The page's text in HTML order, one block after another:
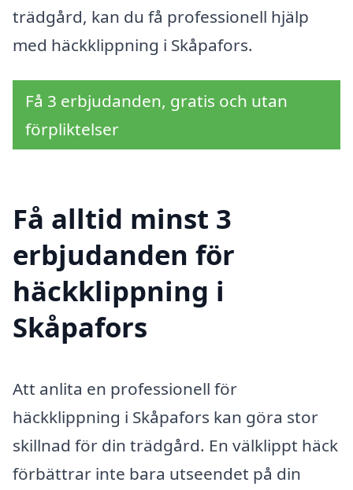
trädgård, kan du få professionell hjälp
med häckklippning i Skåpafors.
Få 3 erbjudanden, gratis och utan
förpliktelser
Få alltid minst 3
erbjudanden för
häckklippning i
Skåpafors
Att anlita en professionell för
häckklippning i Skåpafors kan göra stor
skillnad för din trädgård. En välklippt häck
förbättrar inte bara utseendet på din